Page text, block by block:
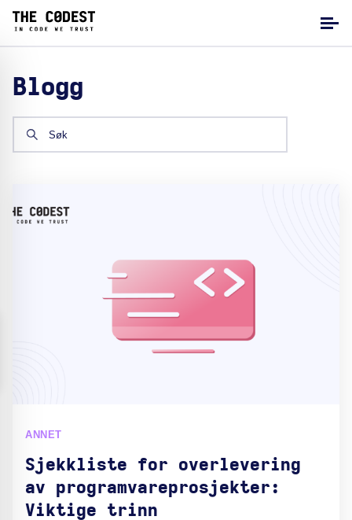
Blogg
ANNET
Sjekkliste for overlevering
av programvareprosjekter:
Viktige trinn